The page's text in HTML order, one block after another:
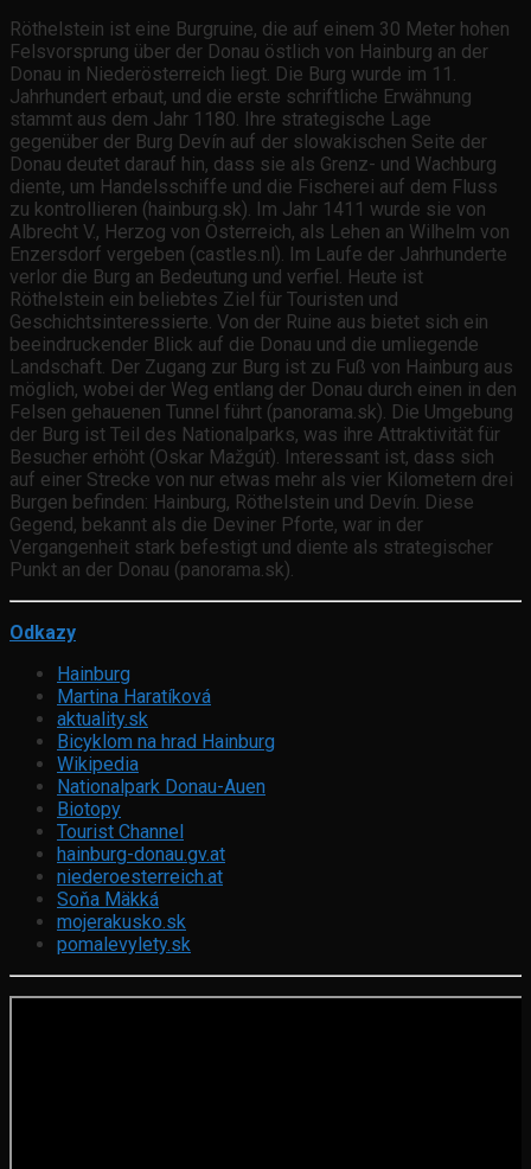
Röthelstein ist eine Burgruine, die auf einem 30 Meter hohen
Felsvorsprung über der Donau östlich von Hainburg an der
Donau in Niederösterreich liegt. Die Burg wurde im 11.
Jahrhundert erbaut, und die erste schriftliche Erwähnung
stammt aus dem Jahr 1180. Ihre strategische Lage
gegenüber der Burg Devín auf der slowakischen Seite der
Donau deutet darauf hin, dass sie als Grenz- und Wachburg
diente, um Handelsschiffe und die Fischerei auf dem Fluss
zu kontrollieren (hainburg.sk). Im Jahr 1411 wurde sie von
Albrecht V., Herzog von Österreich, als Lehen an Wilhelm von
Enzersdorf vergeben (castles.nl). Im Laufe der Jahrhunderte
verlor die Burg an Bedeutung und verfiel. Heute ist
Röthelstein ein beliebtes Ziel für Touristen und
Geschichtsinteressierte. Von der Ruine aus bietet sich ein
beeindruckender Blick auf die Donau und die umliegende
Landschaft. Der Zugang zur Burg ist zu Fuß von Hainburg aus
möglich, wobei der Weg entlang der Donau durch einen in den
Felsen gehauenen Tunnel führt (panorama.sk). Die Umgebung
der Burg ist Teil des Nationalparks, was ihre Attraktivität für
Besucher erhöht (Oskar Mažgút). Interessant ist, dass sich
auf einer Strecke von nur etwas mehr als vier Kilometern drei
Burgen befinden: Hainburg, Röthelstein und Devín. Diese
Gegend, bekannt als die Deviner Pforte, war in der
Vergangenheit stark befestigt und diente als strategischer
Punkt an der Donau (panorama.sk).
Odkazy
Hainburg
Martina Haratíková
aktuality.sk
Bicyklom na hrad Hainburg
Wikipedia
Nationalpark Donau-Auen
Biotopy
Tourist Channel
hainburg-donau.gv.at
niederoesterreich.at
Soňa Mäkká
mojerakusko.sk
pomalevylety.sk